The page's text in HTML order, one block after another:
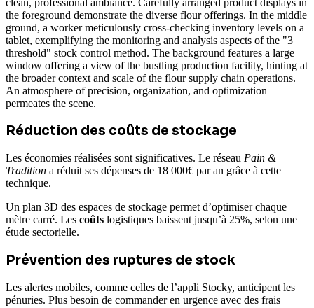
Réduction des coûts de stockage
Les économies réalisées sont significatives. Le réseau Pain &
Tradition a réduit ses dépenses de 18 000€ par an grâce à cette
technique.
Un plan 3D des espaces de stockage permet d’optimiser chaque
mètre carré. Les coûts logistiques baissent jusqu’à 25%, selon une
étude sectorielle.
Prévention des ruptures de stock
Les alertes mobiles, comme celles de l’appli Stocky, anticipent les
pénuries. Plus besoin de commander en urgence avec des frais